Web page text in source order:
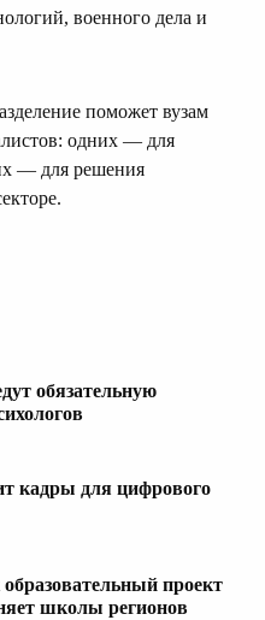
военного дела и
поможет вузам
одних — для
— для решения
обязательную
кадры для цифрового
проект
школы регионов